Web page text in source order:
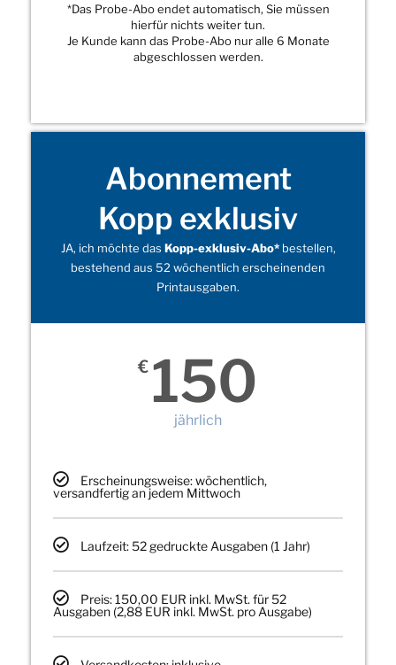
*Das Probe-Abo endet automatisch, Sie müssen
hierfür nichts weiter tun.
Je Kunde kann das Probe-Abo nur alle 6 Monate
abgeschlossen werden.
Abonnement
Kopp exklusiv
JA, ich möchte das Kopp-exklusiv-Abo*bestellen,
bestehend aus 52 wöchentlich erscheinenden
Printausgaben.
€ 150
jährlich
Erscheinungsweise: wöchentlich,
versandfertig an jedem Mittwoch
Laufzeit: 52 gedruckte Ausgaben (1 Jahr)
Preis: 150,00 EUR inkl. MwSt. für 52
Ausgaben (2,88 EUR inkl. MwSt. pro Ausgabe)